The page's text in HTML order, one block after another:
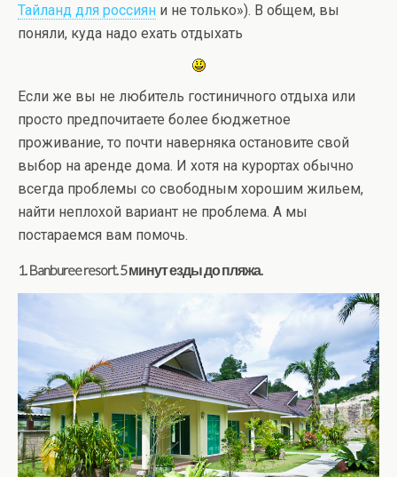
Тайланд для россиян и не только»). В общем, вы
поняли, куда надо ехать отдыхать
Если же вы не любитель гостиничного отдыха или
просто предпочитаете более бюджетное
проживание, то почти наверняка остановите свой
выбор на аренде дома. И хотя на курортах обычно
всегда проблемы со свободным хорошим жильем,
найти неплохой вариант не проблема. А мы
постараемся вам помочь.
1. Banburee resort. 5 минут езды до пляжа.